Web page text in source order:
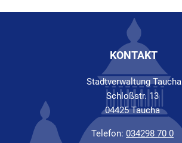
KONTAKT
Stadtverwaltung Taucha
Schloßstr. 13
04425 Taucha
Telefon: 034298 70 0